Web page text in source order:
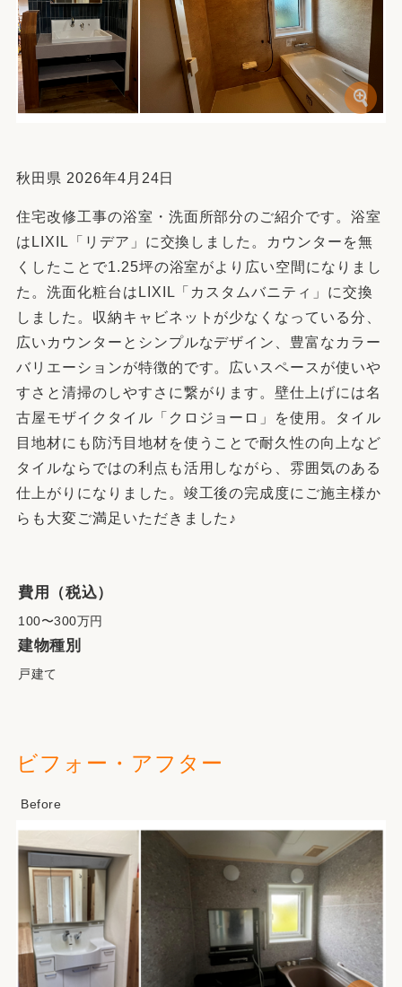
秋田県 2026年4月24日
住宅改修工事の浴室・洗面所部分のご紹介です。浴室
はLIXIL「リデア」に交換しました。カウンターを無
くしたことで1.25坪の浴室がより広い空間になりまし
た。洗面化粧台はLIXIL「カスタムバニティ」に交換
しました。収納キャビネットが少なくなっている分、
広いカウンターとシンプルなデザイン、豊富なカラー
バリエーションが特徴的です。広いスペースが使いや
すさと清掃のしやすさに繋がります。壁仕上げには名
古屋モザイクタイル「クロジョーロ」を使用。タイル
目地材にも防汚目地材を使うことで耐久性の向上など
タイルならではの利点も活用しながら、雰囲気のある
仕上がりになりました。竣工後の完成度にご施主様か
らも大変ご満足いただきました♪
費用（税込）
100〜300万円
建物種別
戸建て
ビフォー・アフター